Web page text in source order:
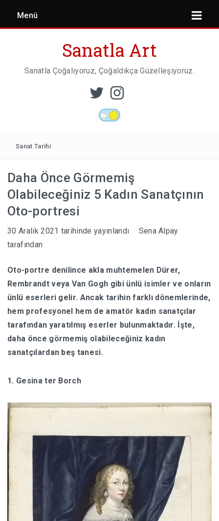
Menü
MIMARI
HABERLER
Sanatla Art
Sanatla Çoğalıyoruz, Çoğaldıkça Güzelleşiyoruz.
Sanat Tarihi
Daha Önce Görmemiş
Olabileceğiniz 5 Kadın Sanatçının
Oto-portresi
30 Aralık 2021 tarihinde yayınlandı
Sena Alpay
tarafından
Oto-portre denilince akla muhtemelen Dürer,
Rembrandt veya Van Gogh gibi ünlü isimler ve onların
ünlü eserleri gelir. Ancak tarihin farklı dönemlerinde,
hem profesyonel hem de amatör kadın sanatçılar
tarafından yaratılmış eserler bulunmaktadır. İşte,
daha önce görmemiş olabileceğiniz kadın
sanatçılardan beş tanesi.
1. Gesina ter Borch